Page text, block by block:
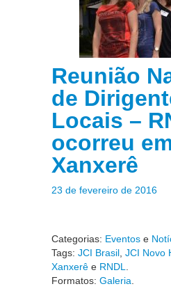
Reunião
de
Locais –
ocorreu
Xanxerê
23 de fevereiro de 2016
Categorias: Eventos e
Tags: JCI Brasil JCI Novo
Xanxerê e RNDL
Formatos: Galeria